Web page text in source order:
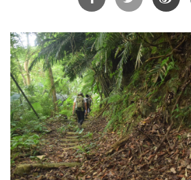
到
Facebook
到
Twitter
到微
博